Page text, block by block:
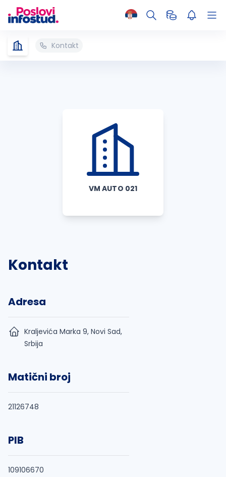
Kontakt
VM AUTO 021
Kontakt
Adresa
Kraljevića Marka 9, Novi Sad,
Srbija
Matični broj
21126748
PIB
109106670